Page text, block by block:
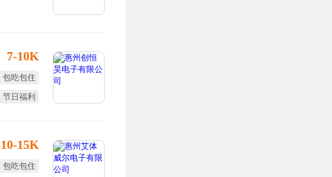
7-10K
包吃包住
节日福利
10-15K
包吃包住